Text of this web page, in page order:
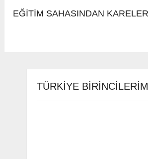
EĞİTİM SAHASINDAN KARELER
TÜRKIYE